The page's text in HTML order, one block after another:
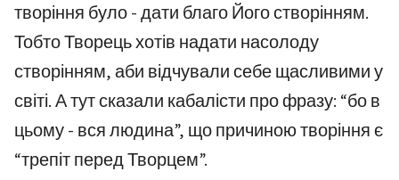
творіння було - дати благо Його створінням.
Тобто Творець хотів надати насолоду
створінням, аби відчували себе щасливими у
світі. А тут сказали кабалісти про фразу: “бо в
цьому - вся людина”, що причиною творіння є
“трепіт перед Творцем”.